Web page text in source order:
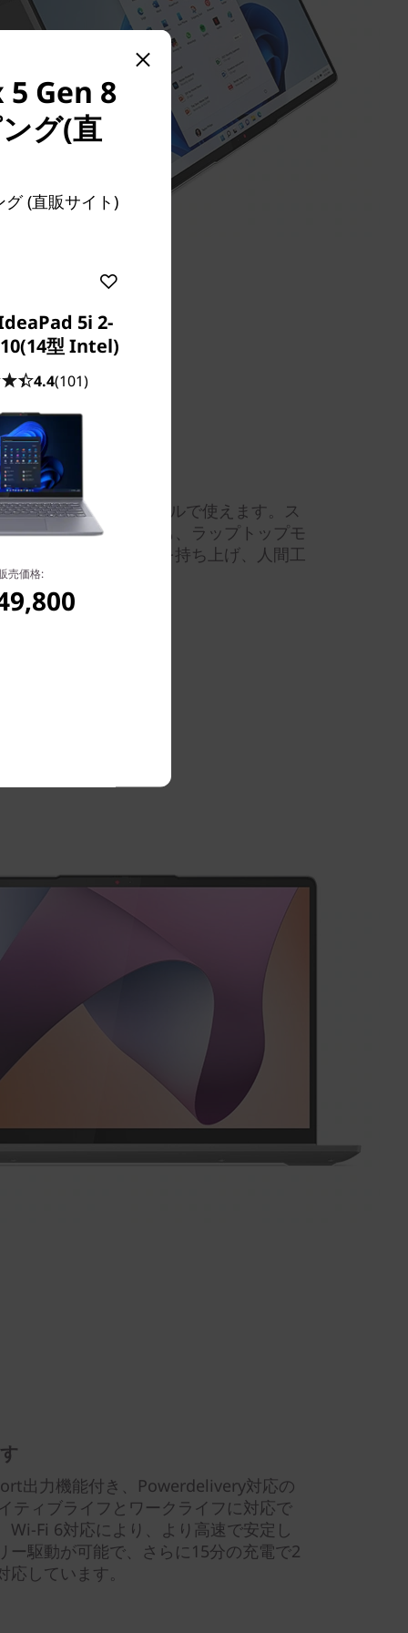
こでも自由なスタイルで使えます。ス
なっても座っていても、ラップトップモ
ジによりキーボードを持ち上げ、人間工
ピングできます。
出力機能付き、Powerdelivery対応の
ティブライフとワークライフに対応で
Wi-Fi 6対応により、より高速で安定し
ー駆動が可能で、さらに15分の充電で2
しています。
5 Gen 8
グ(直
(直販サイト)
5i 2-
型 Intel)
4.4(101)
売価格: